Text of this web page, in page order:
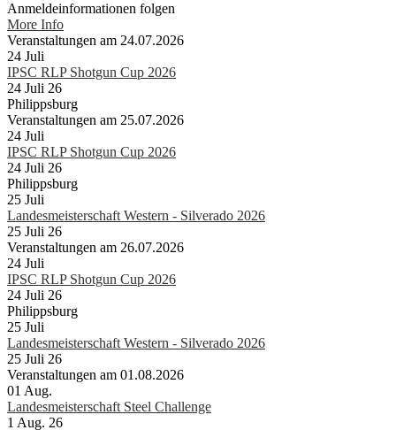
Anmeldeinformationen folgen
More Info
Veranstaltungen am 24.07.2026
24 Juli
IPSC RLP Shotgun Cup 2026
24 Juli 26
Philippsburg
Veranstaltungen am 25.07.2026
24 Juli
IPSC RLP Shotgun Cup 2026
24 Juli 26
Philippsburg
25 Juli
Landesmeisterschaft Western - Silverado 2026
25 Juli 26
Veranstaltungen am 26.07.2026
24 Juli
IPSC RLP Shotgun Cup 2026
24 Juli 26
Philippsburg
25 Juli
Landesmeisterschaft Western - Silverado 2026
25 Juli 26
Veranstaltungen am 01.08.2026
01 Aug.
Landesmeisterschaft Steel Challenge
1 Aug. 26